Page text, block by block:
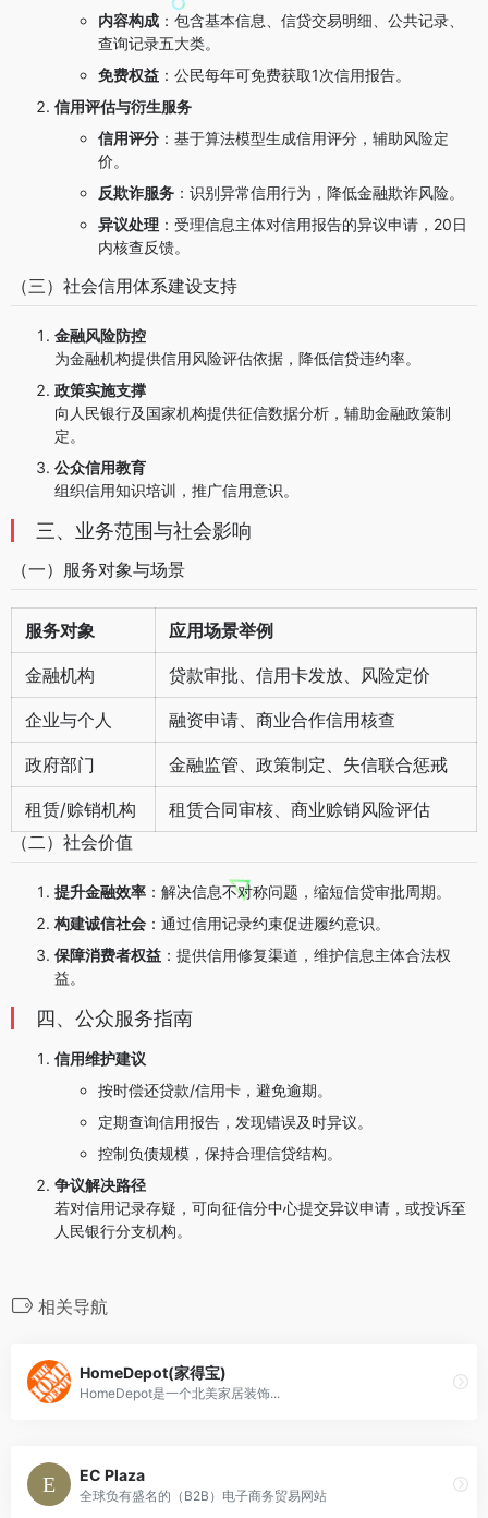
内容构成 ：包含基本信息、信贷交易明细、公共记录、
查询记录五大类。
免费权益 ：公民每年可免费获取1次信用报告。
信用评估与衍生服务
信用评分 ：基于算法模型生成信用评分，辅助风险定
价。
反欺诈服务 ：识别异常信用行为，降低金融欺诈风险。
异议处理 ：受理信息主体对信用报告的异议申请，20日
内核查反馈。
（三）社会信用体系建设支持
金融风险防控
为金融机构提供信用风险评估依据，降低信贷违约率。
政策实施支撑
向人民银行及国家机构提供征信数据分析，辅助金融政策制
定。
公众信用教育
组织信用知识培训，推广信用意识。
三、业务范围与社会影响
（一）服务对象与场景
服务对象 应用场景举例
金融机构 贷款审批、信用卡发放、风险定价
企业与个人 融资申请、商业合作信用核查
政府部门 金融监管、政策制定、失信联合惩戒
租赁/赊销机构
租赁合同审核、商业赊销风险评估
（二）社会价值
提升金融效率 ：解决信息不对称问题，缩短信贷审批周期。
构建诚信社会 ：通过信用记录约束促进履约意识。
保障消费者权益 ：提供信用修复渠道，维护信息主体合法权
益。
四、公众服务指南
信用维护建议
按时偿还贷款/信用卡，避免逾期。
定期查询信用报告，发现错误及时异议。
控制负债规模，保持合理信贷结构。
争议解决路径
若对信用记录存疑，可向征信分中心提交异议申请，或投诉至
人民银行分支机构。
相关导航
HomeDepot(家得宝)
HomeDepot是一个北美家居装饰...
EC Plaza
全球负有盛名的（B2B）电子商务贸易网站